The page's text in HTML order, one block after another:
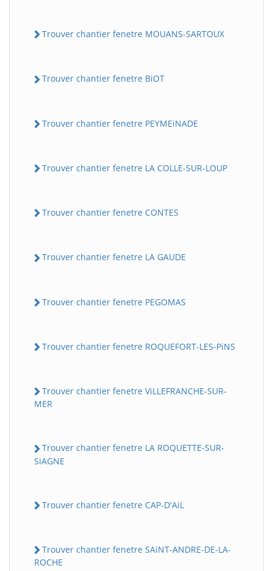
Trouver chantier fenetre MOUANS-SARTOUX
Trouver chantier fenetre BiOT
Trouver chantier fenetre PEYMEiNADE
Trouver chantier fenetre LA COLLE-SUR-LOUP
Trouver chantier fenetre CONTES
Trouver chantier fenetre LA GAUDE
Trouver chantier fenetre PEGOMAS
Trouver chantier fenetre ROQUEFORT-LES-PiNS
Trouver chantier fenetre ViLLEFRANCHE-SUR-
MER
Trouver chantier fenetre LA ROQUETTE-SUR-
SiAGNE
Trouver chantier fenetre CAP-D'AiL
Trouver chantier fenetre SAiNT-ANDRE-DE-LA-
ROCHE